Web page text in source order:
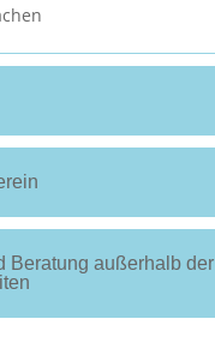
Beratung außerhalb der